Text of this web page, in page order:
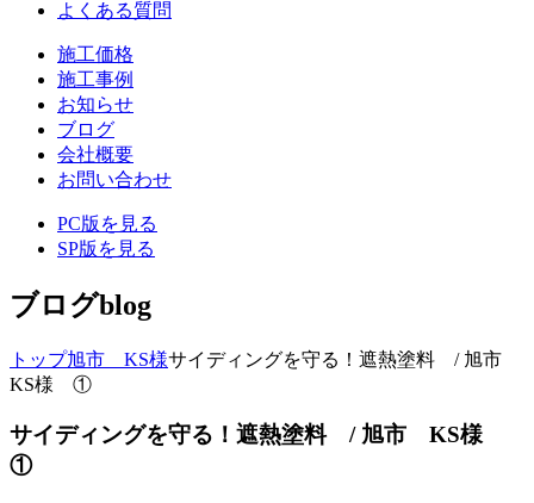
よくある質問
施工価格
施工事例
お知らせ
ブログ
会社概要
お問い合わせ
PC版を見る
SP版を見る
ブログblog
トップ旭市 KS様サイディングを守る！遮熱塗料 / 旭市
KS様 ①
サイディングを守る！遮熱塗料 / 旭市 KS様
①